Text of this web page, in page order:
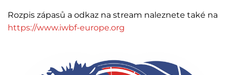
Rozpis zápasů a odkaz na stream naleznete také na
https://www.iwbf-europe.org